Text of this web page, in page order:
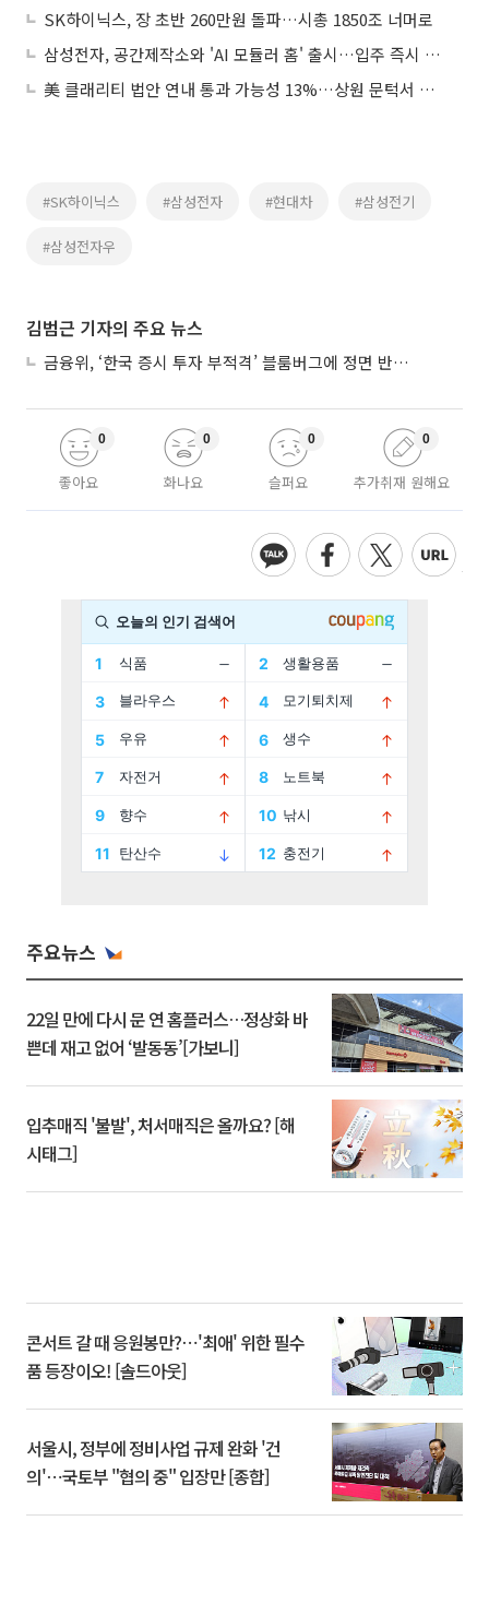
SK하이닉스, 장 초반 260만원 돌파…시총 1850조 너머로
삼성전자, 공간제작소와 'AI 모듈러 홈' 출시…입주 즉시 AI 홈 구현
美 클래리티 법안 연내 통과 가능성 13%…상원 문턱서 제동
#SK하이닉스 #삼성전자 #현대차 #삼성전기
#삼성전자우
김범근 기자의 주요 뉴스
금융위, ‘한국 증시 투자 부적격’ 블룸버그에 정면 반박…“근거 불분명”
좋아요
0
화나요
0
슬퍼요
0
추가취재 원해요
0
주요뉴스
22일 만에 다시 문 연 홈플러스…정상화 바
쁜데 재고 없어 ‘발동동’[가보니]
입추매직 '불발', 처서매직은 올까요? [해
시태그]
콘서트 갈 때 응원봉만?⋯'최애' 위한 필수
품 등장이오! [솔드아웃]
서울시, 정부에 정비사업 규제 완화 '건
의'⋯국토부 "협의 중" 입장만 [종합]